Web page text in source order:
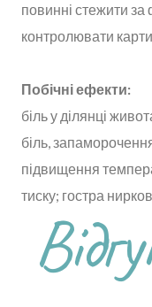
повинні стежити за
контролювати
Побічні ефекти:
біль у ділянці
біль,
підвищення
тиску; гостра